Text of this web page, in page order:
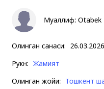
Муаллиф: Otabek
Олинган санаси: 26.03.2026
Рукн: Жамият
Олинган жойи: Тошкент